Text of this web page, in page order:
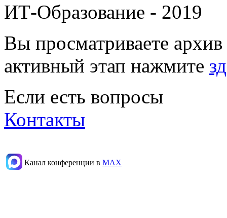
ИТ-Образование - 2019
Вы просматриваете
активный этап нажмите
Если есть вопросы
Контакты
Канал конференции в МАХ